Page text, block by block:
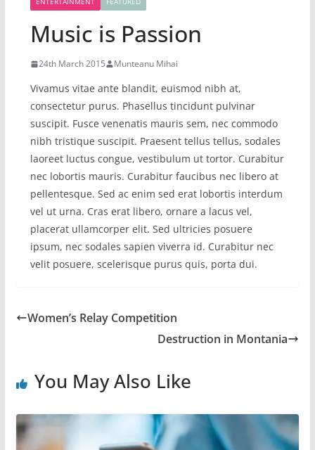
Music is Passion
24th March 2015 Munteanu Mihai
Vivamus vitae ante blandit, euismod nibh at,
consectetur purus. Phasellus tincidunt pulvinar
suscipit. Fusce venenatis mauris sem, nec commodo
nibh tristique suscipit. Praesent tellus tellus, sodales
laoreet luctus congue, vestibulum ut tortor. Curabitur
nec lobortis mauris. Curabitur faucibus nec libero at
pellentesque. Sed ac enim sed erat lobortis interdum
vel ut urna. Cras erat libero, ornare a lacus vel,
placerat ullamcorper elit. Sed ultricies posuere
ipsum, nec sodales sapien viverra id. Curabitur nec
velit posuere, scelerisque purus quis, porta dui.
Women’s Relay Competition
Destruction in Montania
You May Also Like